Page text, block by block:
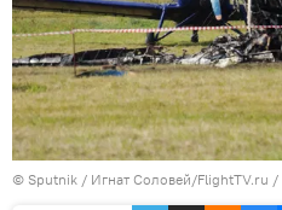
© Sputnik / Игнат Соловей/FlightTV.ru /